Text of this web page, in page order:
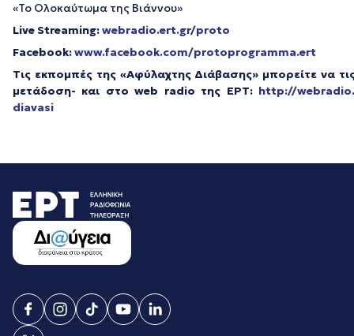
«Το Ολοκαύτωμα της Βιάννου»
Live Streaming:webradio.ert.gr/proto
Facebook:www.facebook.com/protoprogramma.ert
Τις εκπομπές της «Αφύλαχτης Διάβασης» μπορείτε να
μετάδοση- και στο web radio της ΕΡΤ: http://
diavasi